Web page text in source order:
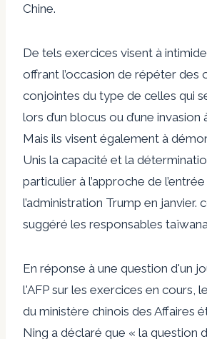
Chine.
De tels exercices visent à
offrant l’occasion de répéter des
conjointes du type de celles qui
lors d’un blocus ou d’une
Mais ils visent également à
Unis la capacité et la
particulier à l’approche de
l’administration Trump en janvier.
suggéré les responsables
En réponse à une question d'un
l'AFP sur les exercices en cours,
du ministère chinois des Affaires
Ning a déclaré que « la question